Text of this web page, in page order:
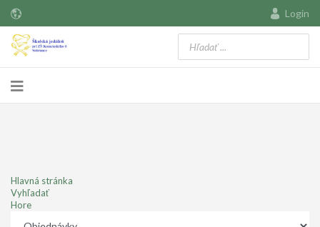
Login
Hlavná stránka
Vyhľadať
Hore